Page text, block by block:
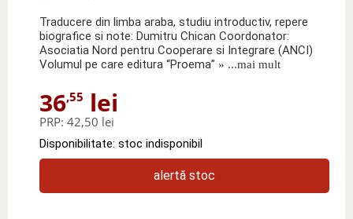
Traducere din limba araba, studiu introductiv, repere
biografice si note: Dumitru Chican Coordonator:
Asociatia Nord pentru Cooperare si Integrare (ANCI)
Volumul pe care editura “Proema” » ...mai mult
36,55 lei
PRP: 42,50 lei
Disponibilitate: stoc indisponibil
alertă stoc